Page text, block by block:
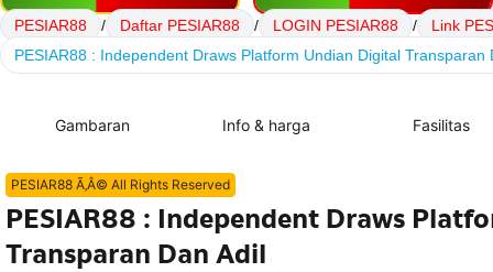
PESIAR88 / Daftar PESIAR88 / LOGIN PESIAR88 /
Link
PESIAR88 : Independent Draws Platform Undian Digital Transparan
Gambaran Info & harga Fasilitas
PESIAR88 Ã‚Â© All Rights Reserved
PESIAR88 : Independent Draws
Transparan Dan Adil